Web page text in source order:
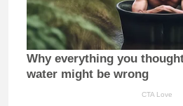
Why everything you
water might be wrong
CTA Love